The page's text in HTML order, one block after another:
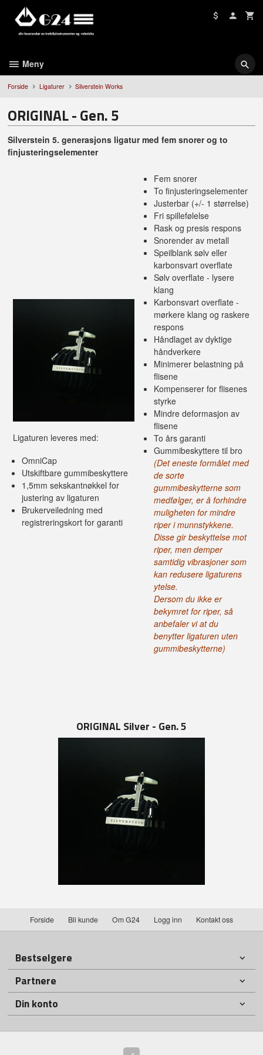
innholdet
Meny
Forside Ligaturer Silverstein Works
ORIGINAL - Gen. 5
Silverstein 5. generasjons ligatur med fem snorer og to
finjusteringselementer
Ligaturen leveresmed:
OmniCap
Utskiftbare gummibeskyttere
1,5mm sekskantnøkkel for
justering av ligaturen
Brukerveiledning med
registreringskort for garanti
Fem snorer
To finjusteringselementer
Justerbar (+/- 1 størrelse)
Fri spillefølelse
Rask og presis respons
Snorender av metall
Speilblank sølv eller
karbonsvart overflate
Sølv overflate - lysere
klang
Karbonsvart overflate -
mørkere klang og raskere
respons
Håndlaget av dyktige
håndverkere
Minimerer belastning på
flisene
Kompenserer for flisenes
styrke
Mindre deformasjon av
flisene
To års garanti
Gummibeskyttere til bro
(Det eneste formålet med
de sorte
gummibeskytterne som
medfølger, er å forhindre
muligheten for mindre
riper i munnstykkene.
Disse gir beskyttelse mot
riper, men demper
samtidig vibrasjoner som
kan redusere ligaturens
ytelse.
Dersom du ikke er
bekymret for riper, så
anbefaler vi at du
benytter ligaturen uten
gummibeskytterne)
ORIGINAL Silver - Gen. 5
Forside Bli kunde Om G24 Logg inn Kontakt oss
Bestselgere
Partnere
Din konto